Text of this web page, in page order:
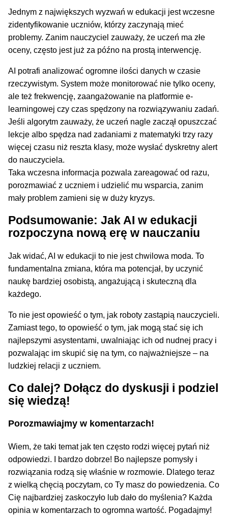
Jednym z największych wyzwań w edukacji jest wczesne
zidentyfikowanie uczniów, którzy zaczynają mieć
problemy. Zanim nauczyciel zauważy, że uczeń ma złe
oceny, często jest już za późno na prostą interwencję.
AI potrafi analizować ogromne ilości danych w czasie
rzeczywistym. System może monitorować nie tylko oceny,
ale też frekwencję, zaangażowanie na platformie e-
learningowej czy czas spędzony na rozwiązywaniu zadań.
Jeśli algorytm zauważy, że uczeń nagle zaczął opuszczać
lekcje albo spędza nad zadaniami z matematyki trzy razy
więcej czasu niż reszta klasy, może wysłać dyskretny alert
do nauczyciela.
Taka wczesna informacja pozwala zareagować od razu,
porozmawiać z uczniem i udzielić mu wsparcia, zanim
mały problem zamieni się w duży kryzys.
Podsumowanie: Jak AI w edukacji
rozpoczyna nową erę w nauczaniu
Jak widać, AI w edukacji to nie jest chwilowa moda. To
fundamentalna zmiana, która ma potencjał, by uczynić
naukę bardziej osobistą, angażującą i skuteczną dla
każdego.
To nie jest opowieść o tym, jak roboty zastąpią nauczycieli.
Zamiast tego, to opowieść o tym, jak mogą stać się ich
najlepszymi asystentami, uwalniając ich od nudnej pracy i
pozwalając im skupić się na tym, co najważniejsze – na
ludzkiej relacji z uczniem.
Co dalej? Dołącz do dyskusji i podziel
się wiedzą!
Porozmawiajmy w komentarzach!
Wiem, że taki temat jak ten często rodzi więcej pytań niż
odpowiedzi. I bardzo dobrze! Bo najlepsze pomysły i
rozwiązania rodzą się właśnie w rozmowie. Dlatego teraz
z wielką chęcią poczytam, co Ty masz do powiedzenia. Co
Cię najbardziej zaskoczyło lub dało do myślenia? Każda
opinia w komentarzach to ogromna wartość. Pogadajmy!